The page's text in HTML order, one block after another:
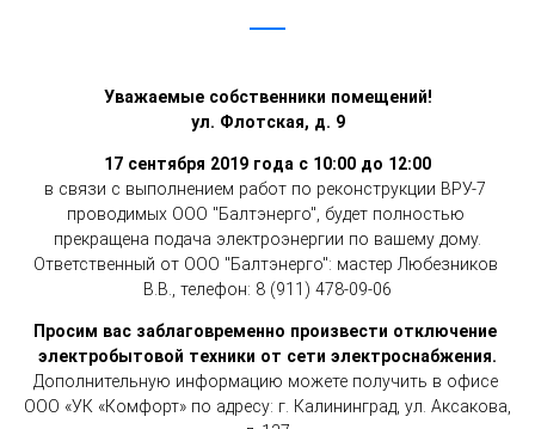
Уважаемые собственники помещений!
ул. Флотская, д. 9
17 сентября 2019 года с 10:00 до 12:00
в связи с выполнением работ по реконструкции ВРУ-7
проводимых ООО "Балтэнерго", будет полностью
прекращена подача электроэнергии по вашему дому.
Ответственный от ООО "Балтэнерго": мастер Любезников
В.В., телефон: 8 (911) 478-09-06
Просим вас заблаговременно произвести отключение
электробытовой техники от сети электроснабжения.
Дополнительную информацию можете получить в офисе
ООО «УК «Комфорт» по адресу: г. Калининград, ул. Аксакова,